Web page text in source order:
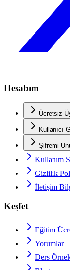
Hesabım
Ücretsiz
Kullanıcı
Şifremi
Kullanım
Gizlilik
İletişim
Keşfet
Eğitim
Yorumlar
Ders